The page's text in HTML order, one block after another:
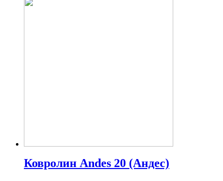
Ковролин Andes 20 (Андес)